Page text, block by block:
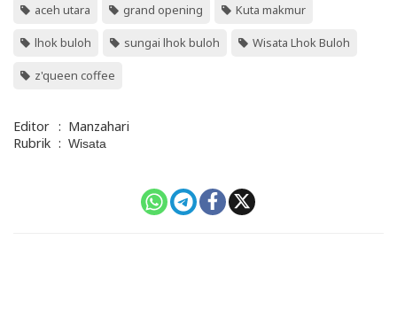
aceh utara grand opening Kuta makmur
lhok buloh sungai lhok buloh Wisata Lhok Buloh
z'queen coffee
Editor : Manzahari
Rubrik : Wisata